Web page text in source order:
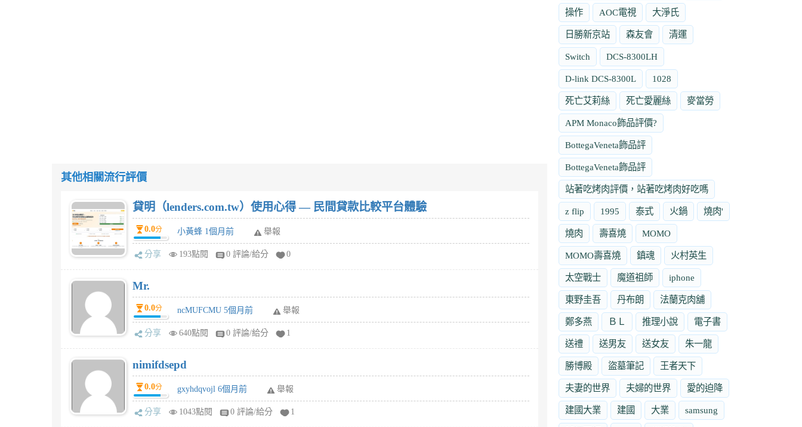
其他相關流行評價
貸明（lenders.com.tw）使用心得 — 民間貸款比較平台體驗
0.0分 小黃蜂 1個月前 舉報
分享 193點閱 0 評論/給分 0
Mr.
0.0分 ncMUFCMU 5個月前 舉報
分享 640點閱 0 評論/給分 1
nimifdsepd
0.0分 gxyhdqvojl 6個月前 舉報
分享 1043點閱 0 評論/給分 1
操作 AOC電視 大淨氏
日勝新京站 森友會 清運
Switch DCS-8300LH
D-link DCS-8300L 1028
死亡艾莉絲 死亡愛麗絲 麥當勞
APM Monaco飾品評價?
BottegaVeneta飾品評
BottegaVeneta飾品評
站著吃烤肉評價，站著吃烤肉好吃嗎
z flip 1995 泰式 火鍋 燒肉'
燒肉 壽喜燒 MOMO
MOMO壽喜燒 鎮魂 火村英生
太空戰士 魔道祖師 iphone
東野圭吾 丹布朗 法蘭克肉舖
鄭多燕 ＢＬ 推理小說 電子書
送禮 送男友 送女友 朱一龍
勝博殿 盜墓筆記 王者天下
夫妻的世界 夫婦的世界 愛的迫降
建國大業 建國 大業 samsung